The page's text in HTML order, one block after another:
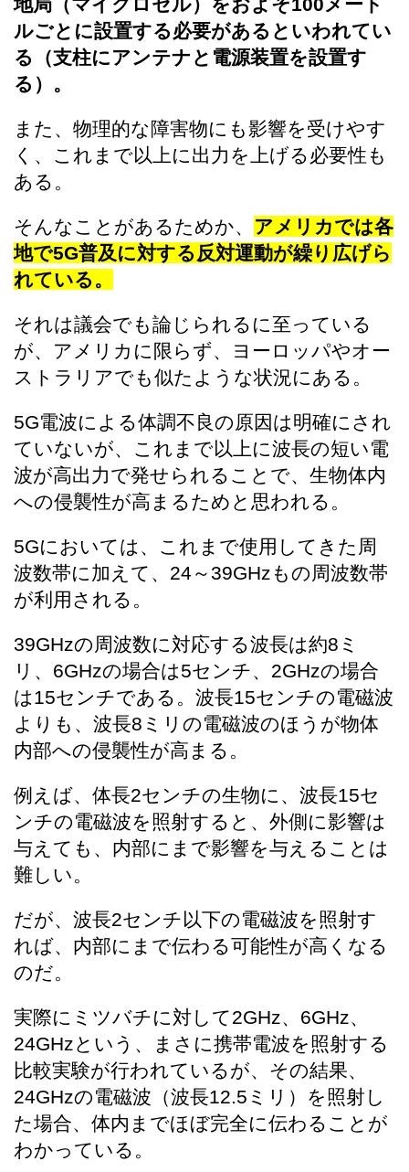
ルごとに設置する必要があるといわれてい
る（支柱にアンテナと電源装置を設置す
る）。
また、物理的な障害物にも影響を受けやす
く、これまで以上に出力を上げる必要性も
ある。
そんなことがあるためか、 アメリカでは各
地で5G普及に対する反対運動が繰り広げら
れている。
それは議会でも論じられるに至っている
が、アメリカに限らず、ヨーロッパやオー
ストラリアでも似たような状況にある。
5G電波による体調不良の原因は明確にされ
ていないが、これまで以上に波長の短い電
波が高出力で発せられることで、生物体内
への侵襲性が高まるためと思われる。
5Gにおいては、これまで使用してきた周
波数帯に加えて、24～39GHzもの周波数帯
が利用される。
39GHzの周波数に対応する波長は約8ミ
リ、6GHzの場合は5センチ、2GHzの場合
は15センチである。波長15センチの電磁波
よりも、波長8ミリの電磁波のほうが物体
内部への侵襲性が高まる。
例えば、体長2センチの生物に、波長15セ
ンチの電磁波を照射すると、外側に影響は
与えても、内部にまで影響を与えることは
難しい。
だが、波長2センチ以下の電磁波を照射す
れば、内部にまで伝わる可能性が高くなる
のだ。
実際にミツバチに対して2GHz、6GHz、
24GHzという、まさに携帯電波を照射する
比較実験が行われているが、その結果、
24GHzの電磁波（波長12.5ミリ）を照射し
た場合、体内までほぼ完全に伝わることが
わかっている。